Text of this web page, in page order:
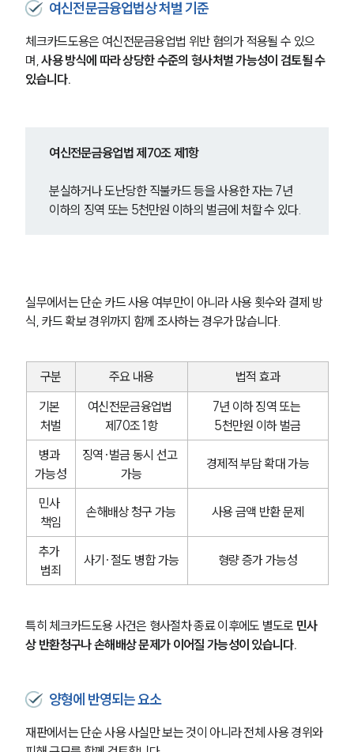
여신전문금융업법상 처벌 기준
체크카드도용은 여신전문금융업법 위반 혐의가 적용될 수 있으
며, 사용 방식에 따라 상당한 수준의 형사처벌 가능성이 검토될 수
있습니다.
여신전문금융업법 제70조 제1항
분실하거나 도난당한 직불카드 등을 사용한 자는 7년
이하의 징역 또는 5천만원 이하의 벌금에 처할 수 있다.
실무에서는 단순 카드 사용 여부만이 아니라 사용 횟수와 결제 방
식, 카드 확보 경위까지 함께 조사하는 경우가 많습니다.
구분 주요 내용
법적 효과
기본
처벌
여신전문금융업법
제70조 1항
7년 이하 징역 또는
5천만원 이하 벌금
병과
가능성
징역·벌금 동시 선고
가능
경제적 부담 확대 가능
민사
책임
손해배상 청구 가능 사용 금액 반환 문제
추가
범죄
사기·절도 병합 가능 형량 증가 가능성
특히 체크카드도용 사건은 형사절차 종료 이후에도 별도로 민사
상 반환청구나 손해배상 문제가 이어질 가능성이 있습니다.
양형에 반영되는 요소
재판에서는 단순 사용 사실만 보는 것이 아니라 전체 사용 경위와